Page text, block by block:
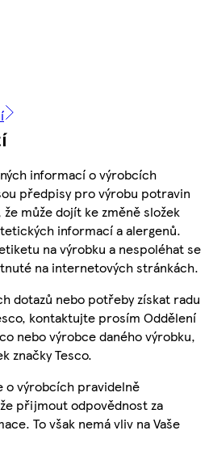
informací o výrobcích
předpisy pro výrobu potravin
může dojít ke změně složek
informací a alergenů.
na výrobku a nespoléhat se
na internetových stránkách.
dotazů nebo potřeby získat radu
kontaktujte prosím Oddělení
nebo výrobce daného výrobku,
značky Tesco.
o výrobcích pravidelně
přijmout odpovědnost za
To však nemá vliv na Vaše